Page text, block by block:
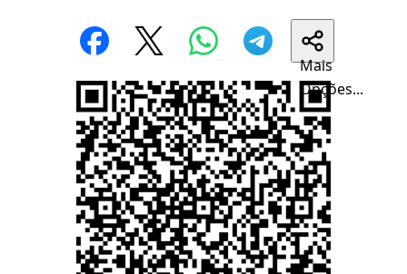
Mais
Opções...